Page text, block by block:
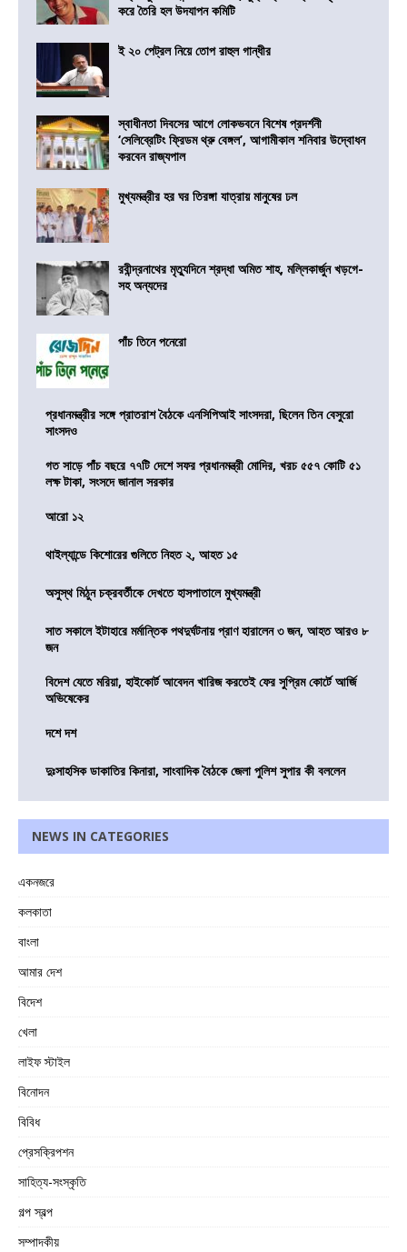
করে তৈরি হল উদযাপন কমিটি
ই ২০ পেট্রল নিয়ে তোপ রাহুল গান্ধীর
স্বাধীনতা দিবসের আগে লোকভবনে বিশেষ প্রদর্শনী
‘সেলিব্রেটিং ফ্রিডম থ্রু বেঙ্গল’, আগামীকাল শনিবার উদ্বোধন
করবেন রাজ্যপাল
মুখ্যমন্ত্রীর হর ঘর তিরঙ্গা যাত্রায় মানুষের ঢল
রবীন্দ্রনাথের মৃত্যুদিনে শ্রদ্ধা অমিত শাহ, মল্লিকার্জুন খড়গে-
সহ অন্যদের
পাঁচ তিনে পনেরো
প্রধানমন্ত্রীর সঙ্গে প্রাতরাশ বৈঠকে এনসিপিআই সাংসদরা, ছিলেন তিন বেসুরো
সাংসদও
গত সাড়ে পাঁচ বছরে ৭৭টি দেশে সফর প্রধানমন্ত্রী মোদির, খরচ ৫৫৭ কোটি ৫১
লক্ষ টাকা, সংসদে জানাল সরকার
আরো ১২
থাইল্যান্ডে কিশোরের গুলিতে নিহত ২, আহত ১৫
অসুস্থ মিঠুন চক্রবর্তীকে দেখতে হাসপাতালে মুখ্যমন্ত্রী
সাত সকালে ইটাহারে মর্মান্তিক পথদুর্ঘটনায় প্রাণ হারালেন ৩ জন, আহত আরও ৮
জন
বিদেশ যেতে মরিয়া, হাইকোর্ট আবেদন খারিজ করতেই ফের সুপ্রিম কোর্টে আর্জি
অভিষেকের
দশে দশ
দুঃসাহসিক ডাকাতির কিনারা, সাংবাদিক বৈঠকে জেলা পুলিশ সুপার কী বললেন
NEWS IN CATEGORIES
একনজরে
কলকাতা
বাংলা
আমার দেশ
বিদেশ
খেলা
লাইফ স্টাইল
বিনোদন
বিবিধ
প্রেসক্রিপশন
সাহিত্য-সংস্কৃতি
গল্প স্বল্প
সম্পাদকীয়